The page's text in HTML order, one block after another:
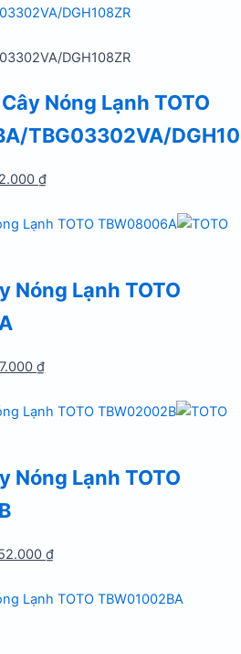
DGH108ZR
Nóng Lạnh TOTO
TBG03302VA/
₫Giá
tại
Nóng Lạnh TOTO
₫Giá
tại
Nóng Lạnh TOTO
₫Giá
tại